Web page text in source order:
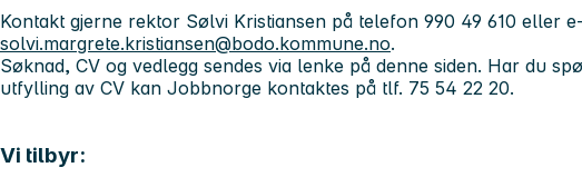
Kontakt gjerne rektor Sølvi Kristiansen på telefon 990 49 610 eller
solvi.margrete.kristiansen@bodo.kommune.no.
Søknad, CV og vedlegg sendes via lenke på denne siden. Har du
utfylling av CV kan Jobbnorge kontaktes på tlf. 75 54 22 20.
Vi tilbyr: